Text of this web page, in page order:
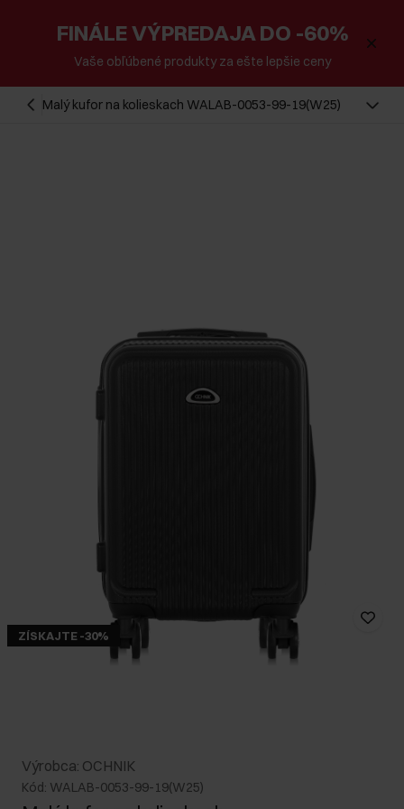
FINÁLE VÝPREDAJA DO -60%
Vaše obľúbené produkty za ešte lepšie ceny
Malý kufor na kolieskach WALAB-0053-99-19(W25)
ZÍSKAJTE -30%
Výrobca: OCHNIK
Kód: WALAB-0053-99-19(W25)